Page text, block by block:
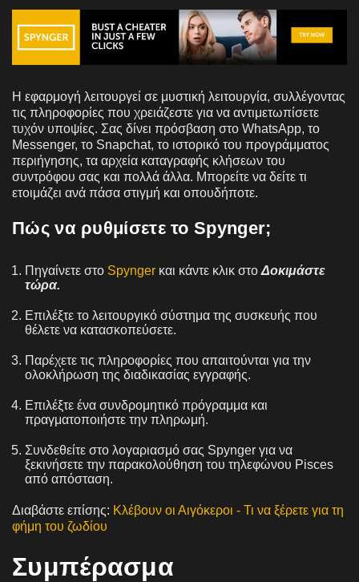
Η εφαρμογή λειτουργεί σε μυστική λειτουργία, συλλέγοντας
τις πληροφορίες που χρειάζεστε για να αντιμετωπίσετε
τυχόν υποψίες. Σας δίνει πρόσβαση στο WhatsApp, το
Messenger, το Snapchat, το ιστορικό του προγράμματος
περιήγησης, τα αρχεία καταγραφής κλήσεων του
συντρόφου σας και πολλά άλλα. Μπορείτε να δείτε τι
ετοιμάζει ανά πάσα στιγμή και οπουδήποτε.
Πώς να ρυθμίσετε το Spynger;
Πηγαίνετε στο Spynger και κάντε κλικ στοΔοκιμάστε
τώρα.
Επιλέξτε το λειτουργικό σύστημα της συσκευής που
θέλετε να κατασκοπεύσετε.
Παρέχετε τις πληροφορίες που απαιτούνται για την
ολοκλήρωση της διαδικασίας εγγραφής.
Επιλέξτε ένα συνδρομητικό πρόγραμμα και
πραγματοποιήστε την πληρωμή.
Συνδεθείτε στο λογαριασμό σας Spynger για να
ξεκινήσετε την παρακολούθηση του τηλεφώνου Pisces
από απόσταση.
Διαβάστε επίσης: Κλέβουν οι Αιγόκεροι - Τι να ξέρετε για τη
φήμη του ζωδίου
Συμπέρασμα